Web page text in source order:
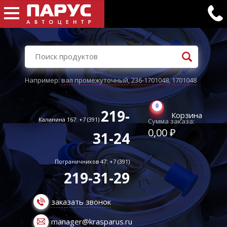
Например:вал промежуточный,236-1701048,1701048
Калинина 167: +7 (391) 219-
31-24
Пограничников 47: +7 (391)
219-31-29
заказать звонок
manager@krasparus.ru
0
Корзина
Сумма заказа:
0,00 ₽